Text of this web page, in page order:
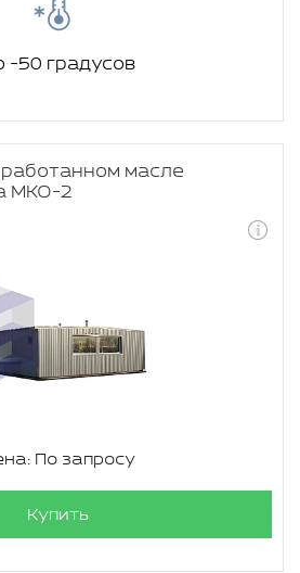
-50 градусов
масле
МКО-2
По запросу
Купить